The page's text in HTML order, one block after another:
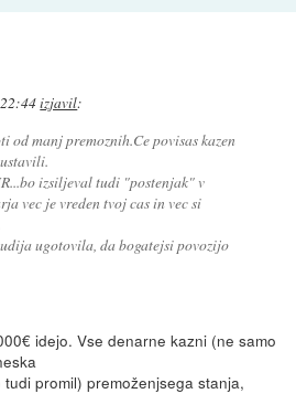
izjavil:
od manj premoznih.Ce povisas kazen
izsiljeval tudi "postenjak" v
vec je vreden tvoj cas in vec si
ugotovila, da bogatejsi povozijo
idejo. Vse denarne kazni (ne samo
promil) premoženjsega stanja,